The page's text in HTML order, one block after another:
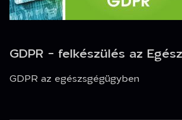
GDPR - felkészülés az
GDPR az egészsgégügyben